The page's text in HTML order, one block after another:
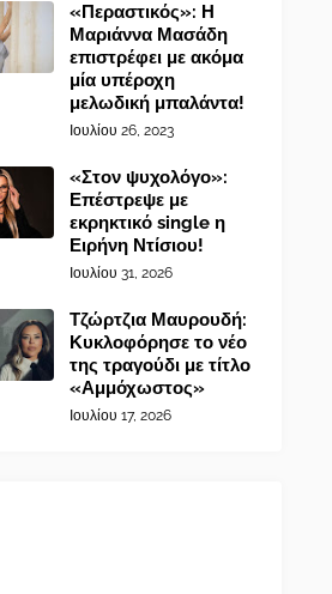
«Περαστικός»: Η
Μαριάννα Μασάδη
επιστρέφει με ακόμα
μία υπέροχη
μελωδική μπαλάντα!
Ιουλίου 26, 2023
«Στον ψυχολόγο»:
Επέστρεψε με
εκρηκτικό single η
Ειρήνη Ντίσιου!
Ιουλίου 31, 2026
Τζώρτζια Μαυρουδή:
Κυκλοφόρησε το νέο
της τραγούδι με τίτλο
«Αμμόχωστος»
Ιουλίου 17, 2026